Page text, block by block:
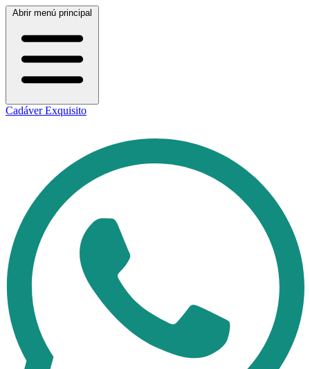
Abrir menú principal
Cadáver Exquisito